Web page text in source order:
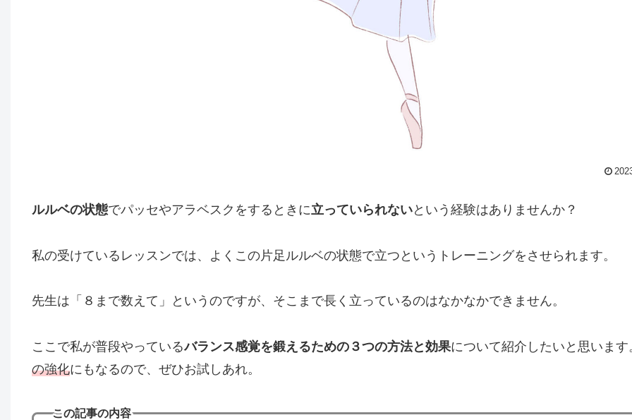
ルルベの状態でパッセやアラベスクをするときに立っていられないという経験はありませんか？
私の受けているレッスンでは、よくこの片足ルルベの状態で立つというトレーニングをさせられます。
先生は「８まで数えて」というのですが、そこまで長く立っているのはなかなかできません。
ここで私が普段やっているバランス感覚を鍛えるための３つの方法と効果について紹介したいと思います
の強化にもなるので、ぜひお試しあれ。
この記事の内容